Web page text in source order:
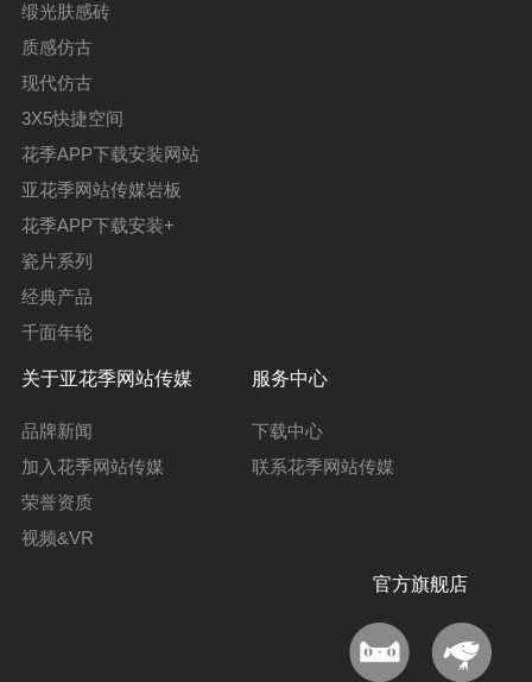
缎光肤感砖
质感仿古
现代仿古
3X5快捷空间
花季APP下载安装网站
亚花季网站传媒岩板
花季APP下载安装+
瓷片系列
经典产品
千面年轮
关于亚花季网站传媒
品牌新闻
加入花季网站传媒
荣誉资质
视频&VR
服务中心
下载中心
联系花季网站传媒
官方旗舰店